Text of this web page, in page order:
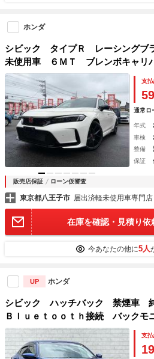
ホンダ
シビック タイプＲ レーシングブ
未使用車 ６ＭＴ ブレンボキャ
アルカンターラスポーツシート ワ
インチアルミホイール ＬＥＤヘッ
支
通常ロ
年式
車検
整備
保証
販売店保証 ローン仮審査
東京都八王子市 届出済軽未使用車専門
在庫を確認・見積り依
今あなたの他に5人
UP ホンダ
シビック ハッチバック 禁煙車
Ｂｌｕｅｔｏｏｔｈ接続 バック
グ 衝突被害軽減ブレーキ 路外逸
付アダプティブクルーズコントロ
支